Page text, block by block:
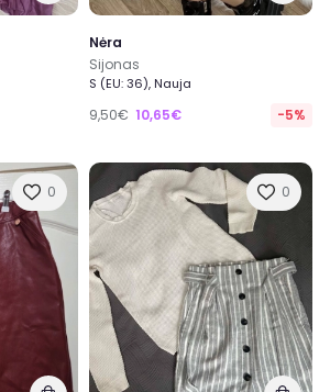
Nėra
Sijonas
S (EU: 36), Nauja
9,50€ 10,65€ -5%
0 0